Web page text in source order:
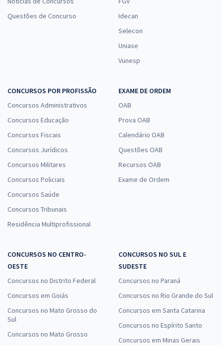
Questões de Concurso
Idecan
Selecon
Uniase
Vunesp
CONCURSOS POR PROFISSÃO
Concursos Administrativos
Concursos Educação
Concursos Fiscais
Concursos Jurídicos
Concursos Militares
Concursos Policiais
Concursos Saúde
Concursos Tribunais
Residência Multiprofissional
EXAME DE ORDEM
OAB
Prova OAB
Calendário OAB
Questões OAB
Recursos OAB
Exame de Ordem
CONCURSOS NO CENTRO-
OESTE
Concursos no Distrito Federal
Concursos em Goiás
Concursos no Mato Grosso do
Sul
Concursos no Mato Grosso
CONCURSOS NO SUL E
SUDESTE
Concursos no Paraná
Concursos no Rio Grande do Sul
Concursos em Santa Catarina
Concursos no Espírito Santo
Concursos em Minas Gerais